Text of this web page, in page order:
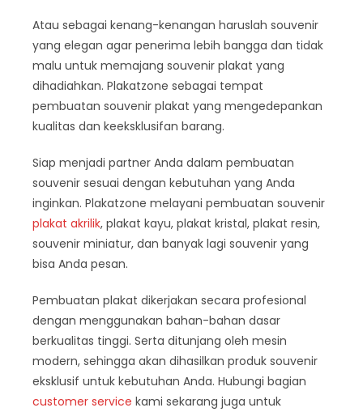
Atau sebagai kenang-kenangan haruslah souvenir
yang elegan agar penerima lebih bangga dan tidak
malu untuk memajang souvenir plakat yang
dihadiahkan. Plakatzone sebagai tempat
pembuatan souvenir plakat yang mengedepankan
kualitas dan keeksklusifan barang.
Siap menjadi partner Anda dalam pembuatan
souvenir sesuai dengan kebutuhan yang Anda
inginkan. Plakatzone melayani pembuatan souvenir
plakat akrilik, plakat kayu, plakat kristal, plakat resin,
souvenir miniatur, dan banyak lagi souvenir yang
bisa Anda pesan.
Pembuatan plakat dikerjakan secara profesional
dengan menggunakan bahan-bahan dasar
berkualitas tinggi. Serta ditunjang oleh mesin
modern, sehingga akan dihasilkan produk souvenir
eksklusif untuk kebutuhan Anda. Hubungi bagian
customer service kami sekarang juga untuk